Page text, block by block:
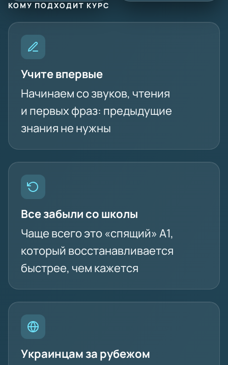
КОМУ ПОДХОДИТ КУРС
Учите впервые
Начинаем со звуков, чтения
и первых фраз: предыдущие
знания не нужны
Все забыли со школы
Чаще всего это «спящий» A1,
который восстанавливается
быстрее, чем кажется
Украинцам за рубежом